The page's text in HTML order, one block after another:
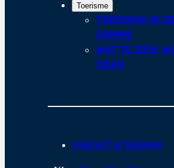
Toerisme
TOERISME IN
SOMME
WAT TE ZIEN,
DOEN
CONTACT & TOEGANG